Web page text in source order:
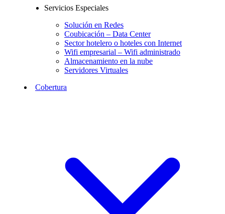
Servicios Especiales
Solución en Redes
Coubicación – Data Center
Sector hotelero o hoteles con Internet
Wifi empresarial – Wifi administrado
Almacenamiento en la nube
Servidores Virtuales
Cobertura